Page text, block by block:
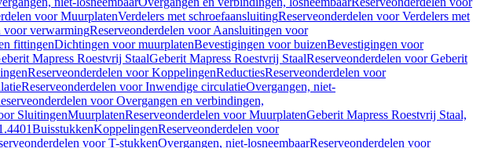
voor MuurplatenVerdelers met schroefaansluitingReserveonderdelen voor Verdelers met
voor verwarmingReserveonderdelen voor Aansluitingen voor
fittingenDichtingen voor muurplatenBevestigingen voor buizenBevestigingen voor
Mapress Roestvrij StaalGeberit Mapress Roestvrij StaalReserveonderdelen voor Geberit
Reserveonderdelen voor KoppelingenReductiesReserveonderdelen voor
Reserveonderdelen voor Inwendige circulatieOvergangen, niet-
voor Overgangen en verbindingen,
SluitingenMuurplatenReserveonderdelen voor MuurplatenGeberit Mapress Roestvrij Staal,
BuisstukkenKoppelingenReserveonderdelen voor
voor T-stukkenOvergangen, niet-losneembaarReserveonderdelen voor